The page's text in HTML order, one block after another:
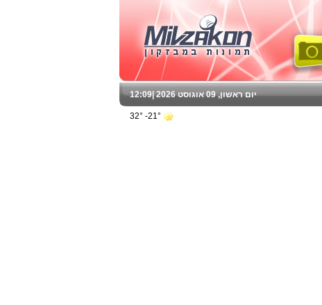
12:09 יום ראשון, 09 אוגוסט 2026 |
21°- 32°